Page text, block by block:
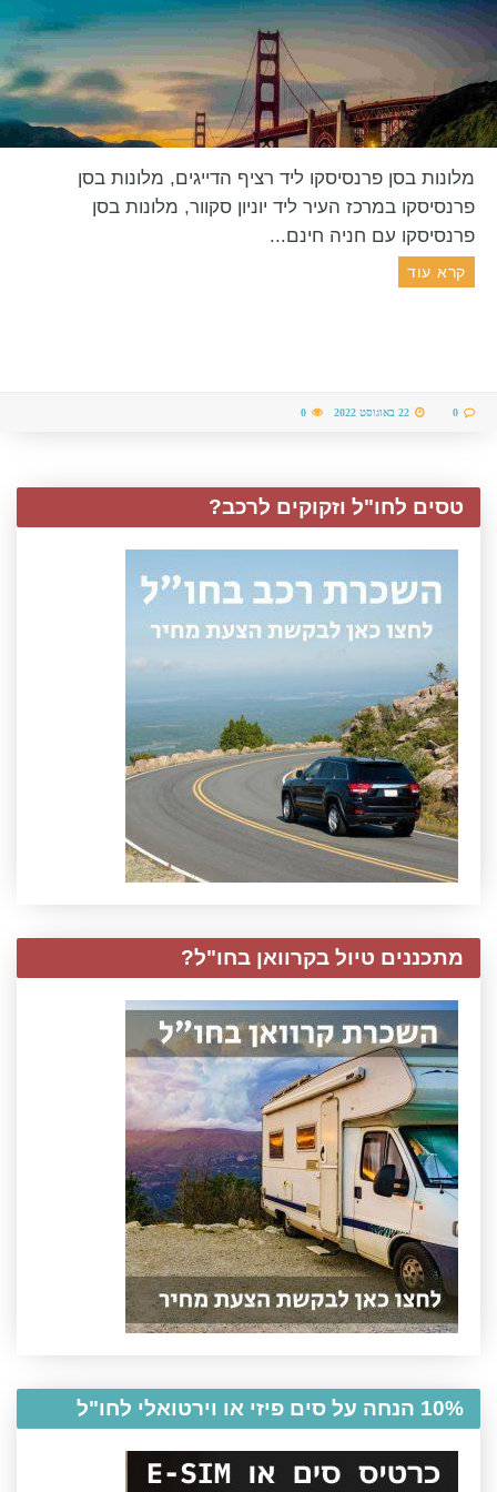
מלונות בסן פרנסיסקו ליד רציף הדייגים, מלונות בסן
פרנסיסקו במרכז העיר ליד יוניון סקוור, מלונות בסן
פרנסיסקו עם חניה חינם...
קרא עוד
טסים לחו"ל וזקוקים לרכב?
מתכננים טיול בקרוואן בחו"ל?
10% הנחה על סים פיזי או וירטואלי לחו"ל